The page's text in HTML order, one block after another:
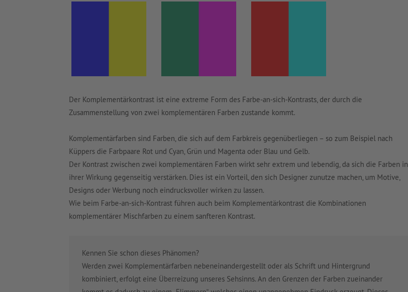
Der Komplementärkontrast ist eine extreme Form des Farbe-an-sich-Kontrasts, der durch die
Zusammenstellung von zwei komplementären Farben zustande kommt.
Komplementärfarben sind Farben, die sich auf dem Farbkreis gegenüberliegen – so zum Beispiel nach
Küppers die Farbpaare Rot und Cyan, Grün und Magenta oder Blau und Gelb.
Der Kontrast zwischen zwei komplementären Farben wirkt sehr extrem und lebendig, da sich die Farben in
ihrer Wirkung gegenseitig verstärken. Dies ist ein Vorteil, den sich Designer zunutze machen, um Motive,
Designs oder Werbung noch eindrucksvoller wirken zu lassen.
Wie beim Farbe-an-sich-Kontrast führen auch beim Komplementärkontrast die Kombinationen
komplementärer Mischfarben zu einem sanfteren Kontrast.
Kennen Sie schon dieses Phänomen?
Werden zwei Komplementärfarben nebeneinandergestellt oder als Schrift und Hintergrund
kombiniert, erfolgt eine Überreizung unseres Sehsinns. An den Grenzen der Farben zueinander